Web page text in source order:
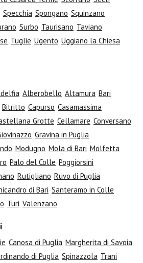
Specchia Spongano Squinzano
Surbo Taurisano Taviano
Tuglie Ugento Uggiano la Chiesa
Alberobello Altamura Bari
Bitritto Capurso Casamassima
Grotte Cellamare Conversano
Gravina in Puglia
Modugno Mola di Bari Molfetta
Palo del Colle Poggiorsini
Rutigliano Ruvo di Puglia
di Bari Santeramo in Colle
Turi Valenzano
Canosa di Puglia Margherita di Savoia
di Puglia Spinazzola Trani